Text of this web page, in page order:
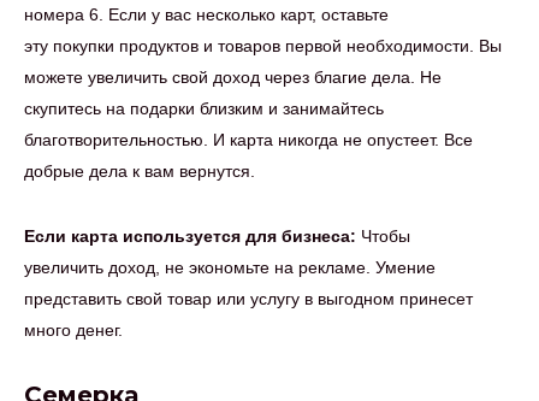
номера 6. Если у вас несколько карт, оставьте
эту покупки продуктов и товаров первой необходимости. Вы
можете увеличить свой доход через благие дела. Не
скупитесь на подарки близким и занимайтесь
благотворительностью. И карта никогда не опустеет. Все
добрые дела к вам вернутся.
Если карта используется для бизнеса: Чтобы
увеличить доход, не экономьте на рекламе. Умение
представить свой товар или услугу в выгодном принесет
много денег.
Семерка